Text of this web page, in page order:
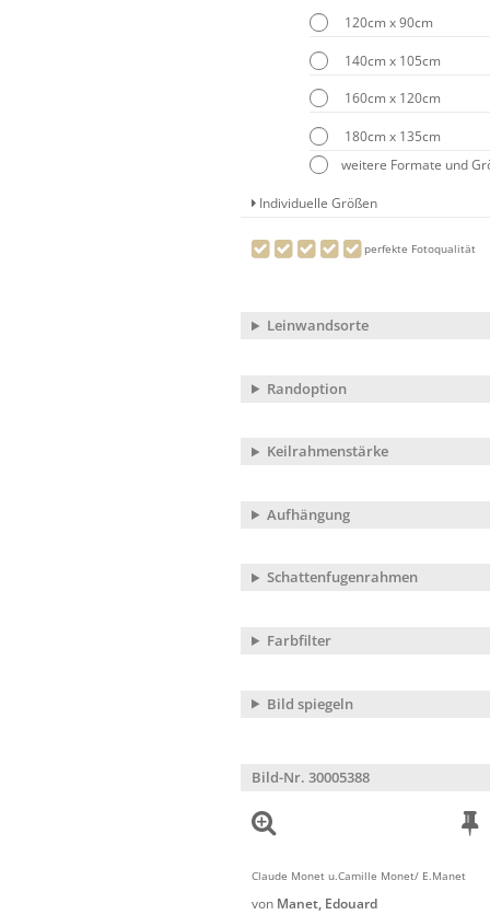
120cm x 90cm
140cm x 105cm
160cm x 120cm
180cm x 135cm
weitere Formate und
Individuelle Größen
perfekte Fotoqualität
Leinwandsorte
Randoption
Keilrahmenstärke
Aufhängung
Schattenfugenrahmen
Farbfilter
Bild spiegeln
Bild-Nr. 30005388
Claude Monet u.Camille Monet/ E.Manet
von Manet, Edouard